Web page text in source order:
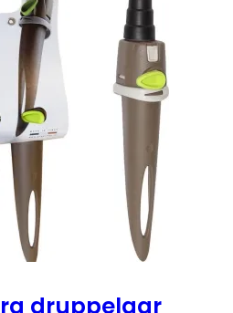
druppelaar